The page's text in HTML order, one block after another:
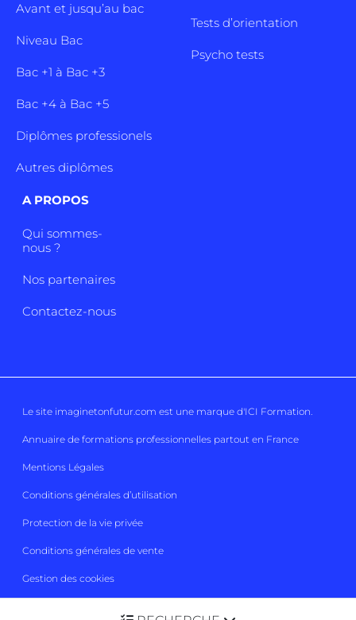
Avant et jusqu’au bac
Niveau Bac
Bac +1 à Bac +3
Bac +4 à Bac +5
Diplômes professionels
Autres diplômes
Tests d’orientation
Psycho tests
A PROPOS
Qui sommes-
nous ?
Nos partenaires
Contactez-nous
Le site imaginetonfutur.com est une marque d'ICI Formation.
Annuaire de formations professionnelles partout en France
Mentions Légales
Conditions générales d’utilisation
Protection de la vie privée
Conditions générales de vente
Gestion des cookies
Imaginetonfutur 2026 Tous droits réservés